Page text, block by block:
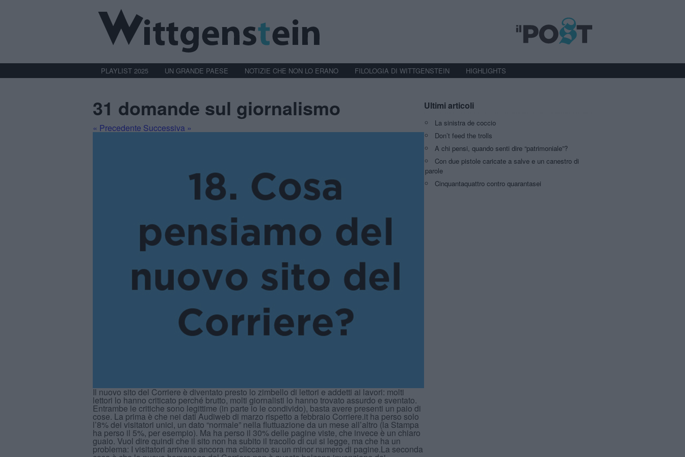
PLAYLIST 2025 UN GRANDE PAESE NOTIZIE CHE NON LO ERANO FILOLOGIA DI WITTGENSTEIN HIGHLIGHTS
31 domande sul giornalismo
« Precedente Successiva »
Il nuovo sito del Corriere è diventato presto lo zimbello di lettori e addetti ai lavori: molti
lettori lo hanno criticato perché brutto, molti giornalisti lo hanno trovato assurdo e sventato.
Entrambe le critiche sono legittime (in parte io le condivido), basta avere presenti un paio di
cose. La prima è che nei dati Audiweb di marzo rispetto a febbraio Corriere.it ha perso solo
l’8% dei visitatori unici, un dato “normale” nella fluttuazione da un mese all’altro (la Stampa
ha perso il 5%, per esempio). Ma ha perso il 30% delle pagine viste, che invece è un chiaro
guaio. Vuol dire quindi che il sito non ha subito il tracollo di cui si legge, ma che ha un
problema: I visitatori arrivano ancora ma cliccano su un minor numero di pagine.La seconda
Ultimi articoli
La sinistra de coccio
Don’t feed the trolls
A chi pensi, quando senti dire “patrimoniale”?
Con due pistole caricate a salve e un canestro di
parole
Cinquantaquattro contro quarantasei